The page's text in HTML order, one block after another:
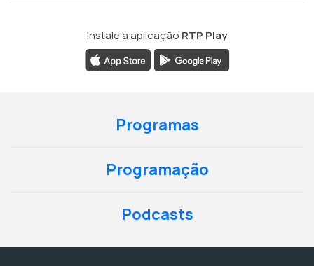
Instale a aplicação RTP Play
Programas
Programação
Podcasts